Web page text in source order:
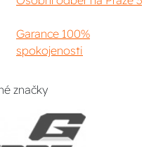
Garance 100%
spokojenosti
značky